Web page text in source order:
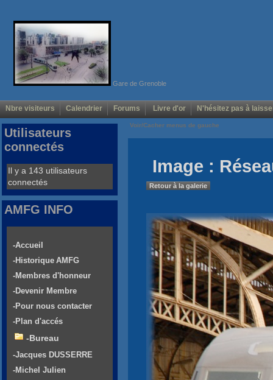
Gare de Grenoble
Nbre visiteurs Calendrier Forums Livre d'or N'hésitez pas à
Voir/Cacher menus de gauche
Image :
Retour à la galerie
Utilisateurs
connectés
Il y a 143 utilisateurs
connectés
AMFG INFO
-Accueil
-Historique AMFG
-Membres d'honneur
-Devenir Membre
-Pour nous contacter
-Plan d'accés
-Bureau
-Jacques DUSSERRE
-Michel Julien